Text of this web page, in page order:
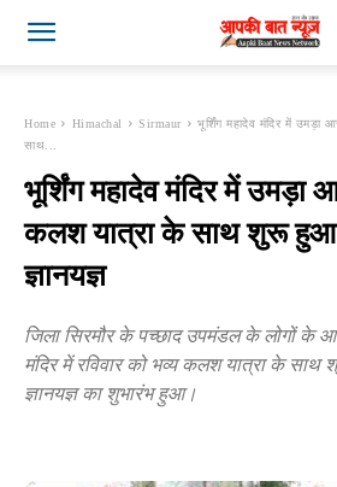
Home Himachal Sirmaur
भूर्शिंग महादेव मंदिर में
साथ...
भूर्शिंग महादेव मंदिर में उमड़ा
कलश यात्रा के साथ शुरू हुआ
ज्ञानयज्ञ
जिला सिरमौर के पच्छाद उपमंडल के लोगों के
मंदिर में रविवार को भव्य कलश यात्रा के साथ
ज्ञानयज्ञ का शुभारंभ हुआ।